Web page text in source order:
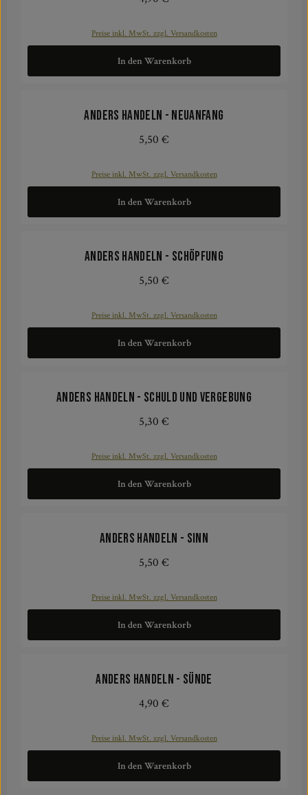
Preise inkl. MwSt. zzgl. Versandkosten
In den Warenkorb
ANDERS HANDELN - Neuanfang
Regulärer Preis:
5,50 €
Preise inkl. MwSt. zzgl. Versandkosten
In den Warenkorb
ANDERS HANDELN - Schöpfung
Regulärer Preis:
5,50 €
Preise inkl. MwSt. zzgl. Versandkosten
In den Warenkorb
ANDERS HANDELN - Schuld und Vergebung
Regulärer Preis:
5,30 €
Preise inkl. MwSt. zzgl. Versandkosten
In den Warenkorb
ANDERS HANDELN - Sinn
Regulärer Preis:
5,50 €
Preise inkl. MwSt. zzgl. Versandkosten
In den Warenkorb
ANDERS HANDELN - SÜNDE
Regulärer Preis:
4,90 €
Preise inkl. MwSt. zzgl. Versandkosten
In den Warenkorb